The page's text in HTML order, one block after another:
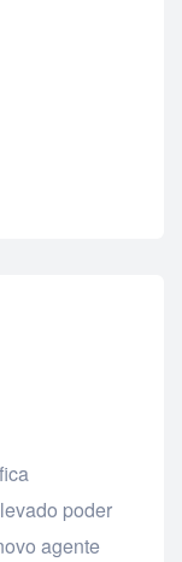
poder
agente